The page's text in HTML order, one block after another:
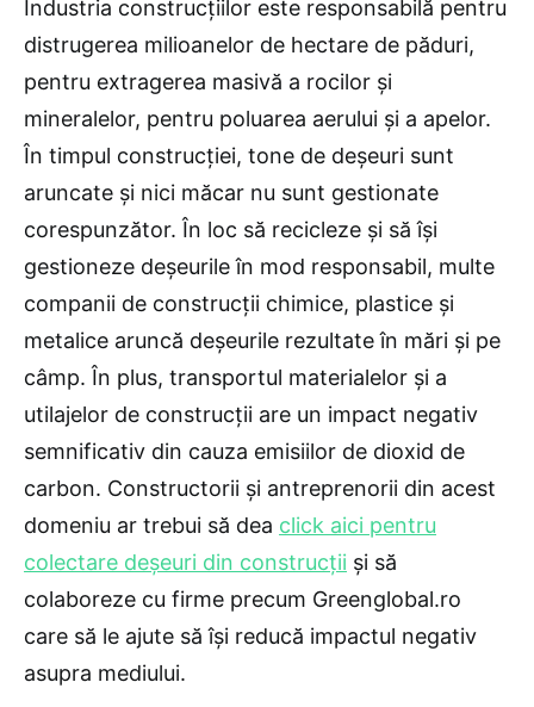
Industria construcțiilor este responsabilă pentru
distrugerea milioanelor de hectare de păduri,
pentru extragerea masivă a rocilor și
mineralelor, pentru poluarea aerului și a apelor.
În timpul construcției, tone de deșeuri sunt
aruncate și nici măcar nu sunt gestionate
corespunzător. În loc să recicleze și să își
gestioneze deșeurile în mod responsabil, multe
companii de construcții chimice, plastice și
metalice aruncă deșeurile rezultate în mări și pe
câmp. În plus, transportul materialelor și a
utilajelor de construcții are un impact negativ
semnificativ din cauza emisiilor de dioxid de
carbon. Constructorii și antreprenorii din acest
domeniu ar trebui să dea click aici pentru
colectare deșeuri din construcții și să
colaboreze cu firme precum Greenglobal.ro
care să le ajute să își reducă impactul negativ
asupra mediului.